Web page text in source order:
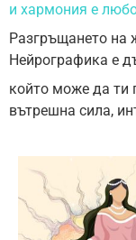
и хармония е
Разгръщането на
Нейрографика е
който може да ти
вътрешна сила,